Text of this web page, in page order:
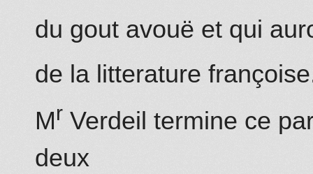
du gout avouë et qui
de la litterature
Mr Verdeil termine ce
deux